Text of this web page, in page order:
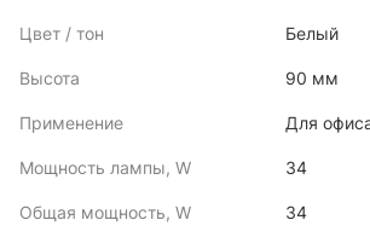
Цвет / тон Белый
Высота 90 мм
Применение Для
Мощность лампы, W 34
Общая мощность, W 34